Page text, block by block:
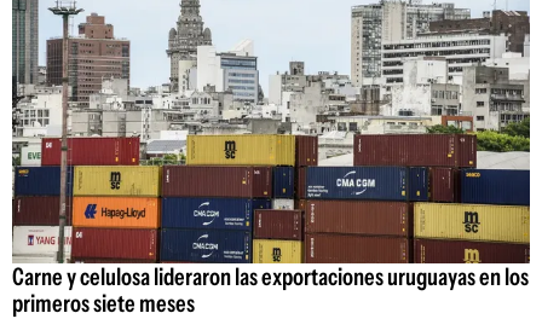
Carne y celulosa lideraron las exportaciones uruguayas en los
primeros siete meses